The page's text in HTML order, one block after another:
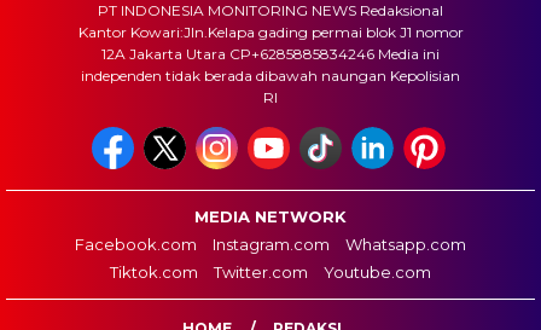
PT INDONESIA MONITORING NEWS Redaksional
Kantor Kowari:Jln.Kelapa gading permai blok J1 nomor
12A Jakarta Utara CP+6285885834246 Media ini
independen tidak berada dibawah naungan Kepolisian
RI
MEDIA NETWORK
Facebook.com
Instagram.com
Whatsapp.com
Tiktok.com
Twitter.com Youtube.com